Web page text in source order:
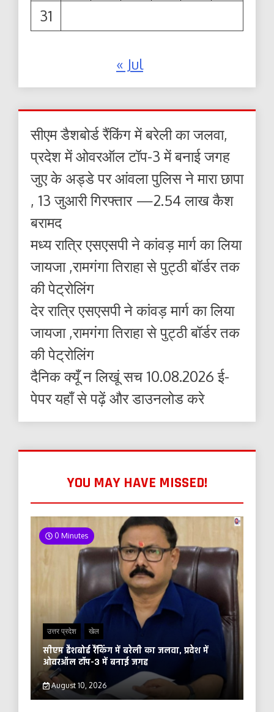
31
« Jul
सीएम डैशबोर्ड रैंकिंग में बरेली का जलवा,
प्रदेश में ओवरऑल टॉप-3 में बनाई जगह
जुए के अड्डे पर आंवला पुलिस ने मारा छापा
, 13 जुआरी गिरफ्तार —2.54 लाख कैश
बरामद
मध्य रात्रि एसएसपी ने कांवड़ मार्ग का लिया
जायजा ,रामगंगा तिराहा से पुट्ठी बॉर्डर तक
की पेट्रोलिंग
देर रात्रि एसएसपी ने कांवड़ मार्ग का लिया
जायजा ,रामगंगा तिराहा से पुट्ठी बॉर्डर तक
की पेट्रोलिंग
दैनिक क्यूँ न लिखूं सच 10.08.2026 ई-
पेपर यहाँ से पढ़ें और डाउनलोड करे
YOU MAY HAVE MISSED!
0 Minutes
उत्तर प्रदेश खेल
सीएम डैशबोर्ड रैंकिंग में बरेली का जलवा, प्रदेश में
ओवरऑल टॉप-3 में बनाई जगह
August 10, 2026